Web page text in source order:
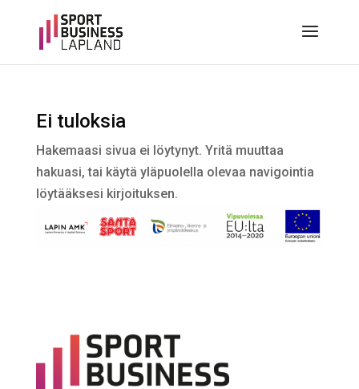
Ei tuloksia
Hakemaasi sivua ei löytynyt. Yritä muuttaa
hakuasi, tai käytä yläpuolella olevaa navigointia
löytääksesi kirjoituksen.